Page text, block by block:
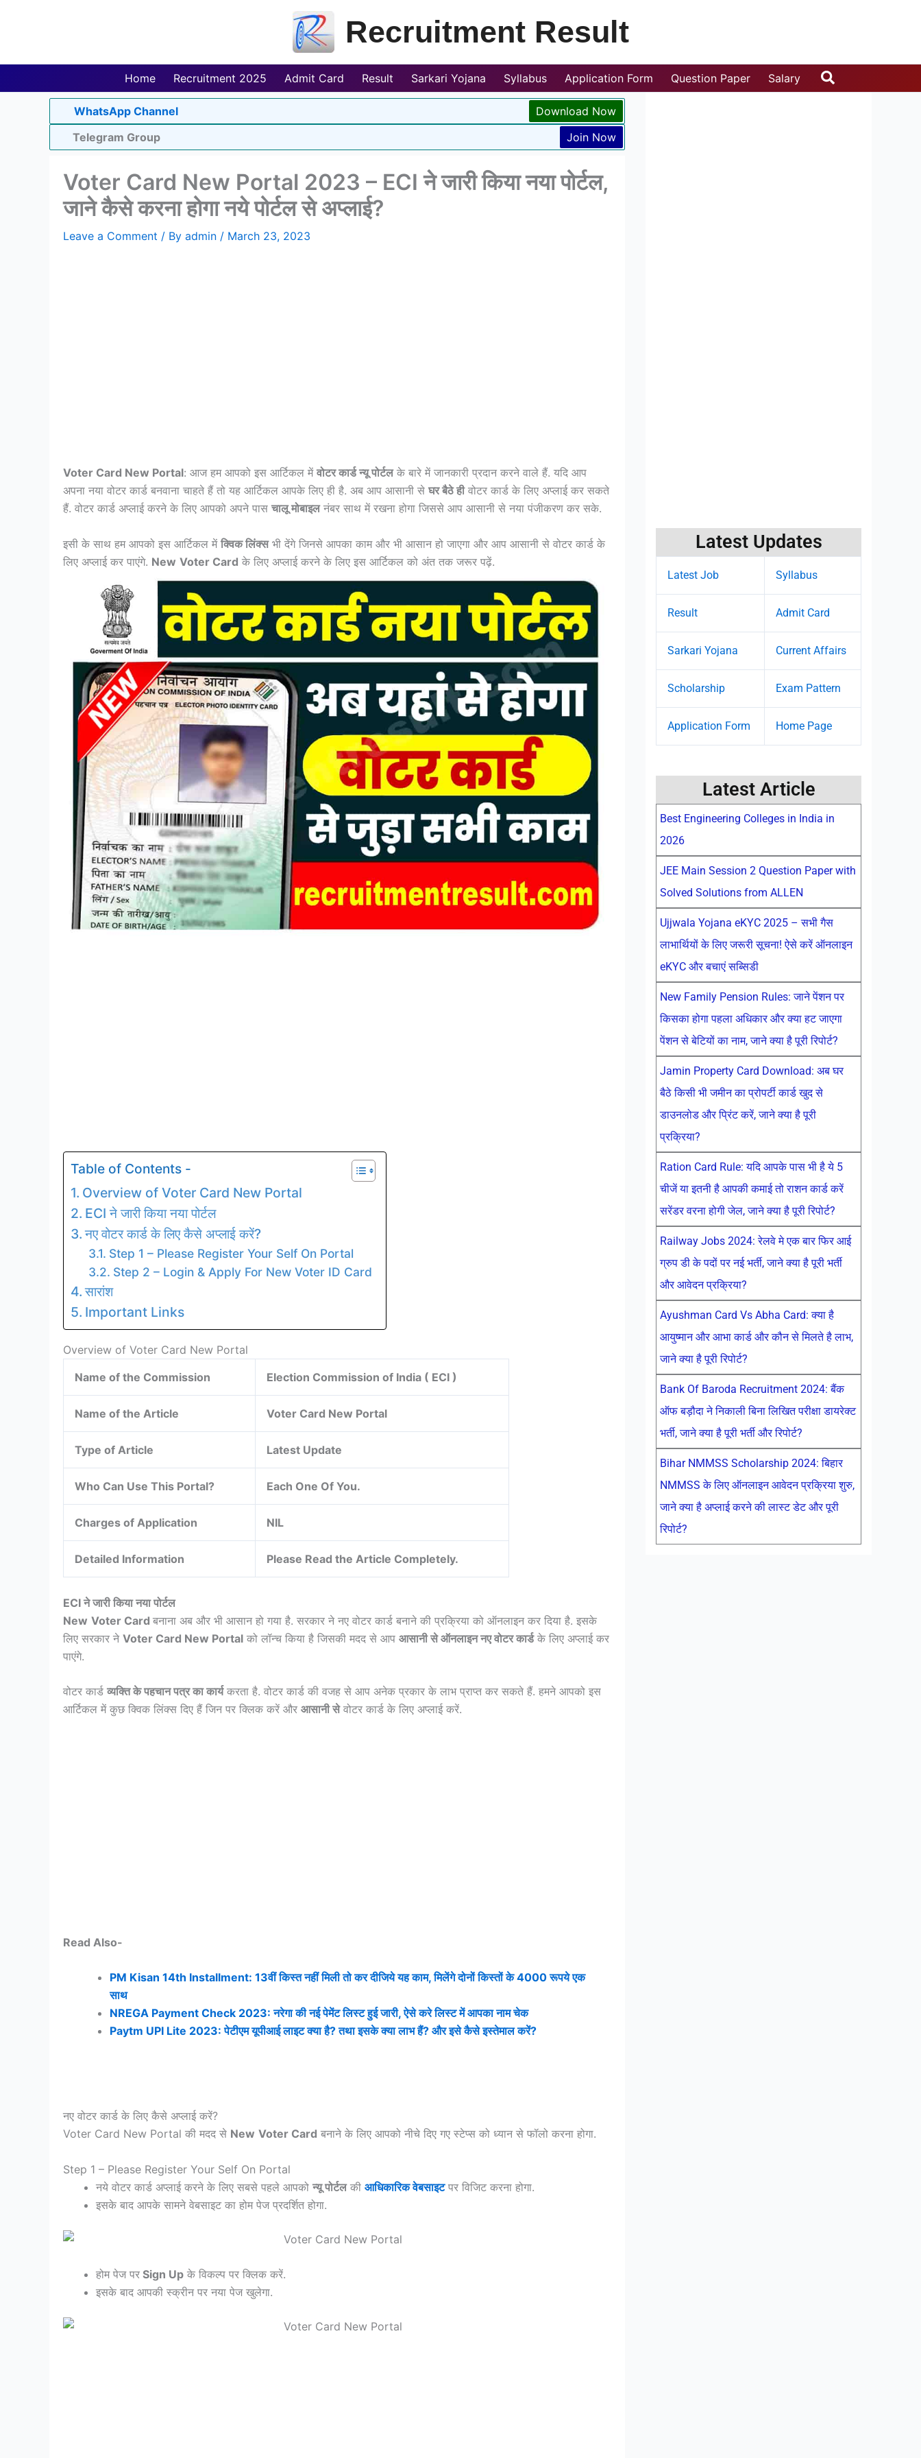
Recruitment Result
Home Recruitment 2025 Admit Card Result Sarkari Yojana Syllabus Application Form Question Paper Salary Search
WhatsApp Channel
Download Now
Telegram Group
Join Now
Voter Card New Portal 2023 – ECI ने जारी किया नया पोर्टल,
जाने कैसे करना होगा नये पोर्टल से अप्लाई?
Leave a Comment / By admin / March 23, 2023
Voter Card New Portal: आज हम आपको इस आर्टिकल में वोटर कार्ड न्यू पोर्टलके बारे में जानकारी प्रदान करने वाले हैं. यदि आप
अपना नया वोटर कार्ड बनवाना चाहते हैं तो यह आर्टिकल आपके लिए ही है. अब आप आसानी से घर बैठे हीवोटर कार्ड के लिए अप्लाई कर सकते
हैं. वोटर कार्ड अप्लाई करने के लिए आपको अपने पास चालू मोबाइलनंबर साथ में रखना होगा जिससे आप आसानी से नया पंजीकरण कर सके.
इसी के साथ हम आपको इस आर्टिकल में क्विक लिंक्सभी देंगे जिनसे आपका काम और भी आसान हो जाएगा और आप आसानी से वोटर कार्ड के
लिए अप्लाई कर पाएंगे. New Voter Card के लिए अप्लाई करने के लिए इस आर्टिकल को अंत तक जरूर पढ़ें.
Table of Contents -
Overview of Voter Card New Portal
ECI ने जारी किया नया पोर्टल
नए वोटर कार्ड के लिए कैसे अप्लाई करें?
Step 1 – Please Register Your Self On Portal
Step 2 – Login & Apply For New Voter ID Card
सारांश
Important Links
Overview of Voter Card New Portal
Name of the Commission
Election Commission of India ( ECI )
Name of the Article Voter Card New Portal
Type of Article Latest Update
Who Can Use This Portal? Each One Of You.
Charges of Application NIL
Detailed Information Please Read the Article Completely.
ECI ने जारी किया नया पोर्टल
New Voter Card बनाना अब और भी आसान हो गया है. सरकार ने नए वोटर कार्ड बनाने की प्रक्रिया को ऑनलाइन कर दिया है. इसके
लिए सरकार ने Voter Card New Portal को लॉन्च किया है जिसकी मदद से आप आसानी से ऑनलाइन नए वोटर कार्डके लिए अप्लाई कर
पाएंगे.
वोटर कार्ड व्यक्ति के पहचान पत्र का कार्यकरता है. वोटर कार्ड की वजह से आप अनेक प्रकार के लाभ प्राप्त कर सकते हैं. हमने आपको इस
आर्टिकल में कुछ क्विक लिंक्स दिए हैं जिन पर क्लिक करें और आसानी सेवोटर कार्ड के लिए अप्लाई करें.
Read Also-
PM Kisan 14th Installment: 13वीं किस्त नहीं मिली तो कर दीजिये यह काम, मिलेंगे दोनों किस्तों के 4000 रूपये एक
साथ
NREGA Payment Check 2023: नरेगा की नई पेमेंट लिस्ट हुई जारी, ऐसे करे लिस्ट में आपका नाम चेक
Paytm UPI Lite 2023: पेटीएम यूपीआई लाइट क्या है? तथा इसके क्या लाभ हैं? और इसे कैसे इस्तेमाल करें?
नए वोटर कार्ड के लिए कैसे अप्लाई करें?
Voter Card New Portal की मदद से New Voter Card बनाने के लिए आपको नीचे दिए गए स्टेप्स को ध्यान से फॉलो करना होगा.
Step 1 – Please Register Your Self On Portal
नये वोटर कार्ड अप्लाई करने के लिए सबसे पहले आपको न्यू पोर्टलकी आधिकारिक वेबसाइटपर विजिट करना होगा.
इसके बाद आपके सामने वेबसाइट का होम पेज प्रदर्शित होगा.
होम पेज पर Sign Up के विकल्प पर क्लिक करें.
इसके बाद आपकी स्क्रीन पर नया पेज खुलेगा.
Latest Updates
Latest Job Syllabus
Result Admit Card
Sarkari Yojana Current Affairs
Scholarship Exam Pattern
Application Form Home Page
Latest Article
Best Engineering Colleges in India in
2026
JEE Main Session 2 Question Paper with
Solved Solutions from ALLEN
Ujjwala Yojana eKYC 2025 – सभी गैस
लाभार्थियों के लिए जरूरी सूचना! ऐसे करें ऑनलाइन
eKYC और बचाएं सब्सिडी
New Family Pension Rules: जाने पेंशन पर
किसका होगा पहला अधिकार और क्या हट जाएगा
पेंशन से बेटियों का नाम, जाने क्या है पूरी रिपोर्ट?
Jamin Property Card Download: अब घर
बैठे किसी भी जमीन का प्रोपर्टी कार्ड खुद से
डाउनलोड और प्रिंट करें, जाने क्या है पूरी
प्रक्रिया?
Ration Card Rule: यदि आपके पास भी है ये 5
चीजें या इतनी है आपकी कमाई तो राशन कार्ड करें
सरेंडर वरना होगी जेल, जाने क्या है पूरी रिपोर्ट?
Railway Jobs 2024: रेलवे मे एक बार फिर आई
ग्रुप डी के पदों पर नई भर्ती, जाने क्या है पूरी भर्ती
और आवेदन प्रक्रिया?
Ayushman Card Vs Abha Card: क्या है
आयुष्मान और आभा कार्ड और कौन से मिलते है लाभ,
जाने क्या है पूरी रिपोर्ट?
Bank Of Baroda Recruitment 2024: बैंक
ऑफ बड़ौदा ने निकाली बिना लिखित परीक्षा डायरेक्ट
भर्ती, जाने क्या है पूरी भर्ती और रिपोर्ट?
Bihar NMMSS Scholarship 2024: बिहार
NMMSS के लिए ऑनलाइन आवेदन प्रक्रिया शुरु,
जाने क्या है अप्लाई करने की लास्ट डेट और पूरी
रिपोर्ट?